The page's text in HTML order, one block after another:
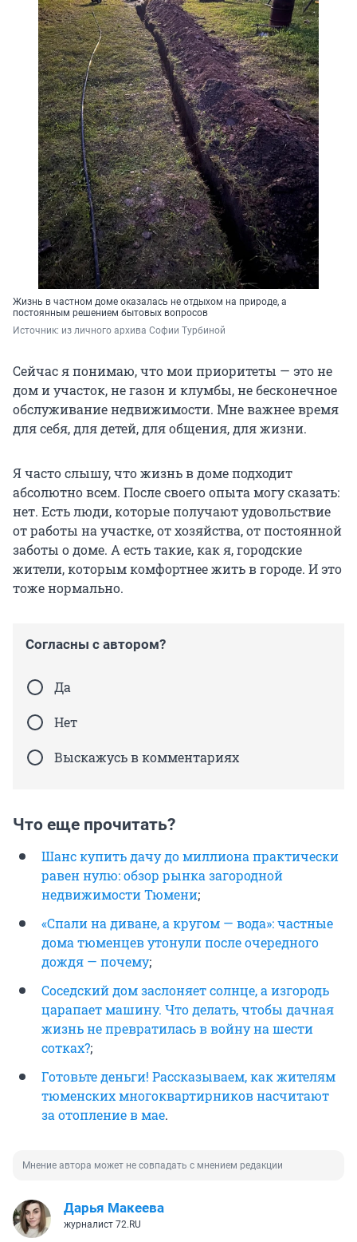
Жизнь в частном доме оказалась не отдыхом на природе, а
постоянным решением бытовых вопросов
Источник: из личного архива Софии Турбиной
Сейчас я понимаю, что мои приоритеты — это не
дом и участок, не газон и клумбы, не бесконечное
обслуживание недвижимости. Мне важнее время
для себя, для детей, для общения, для жизни.
Я часто слышу, что жизнь в доме подходит
абсолютно всем. После своего опыта могу сказать:
нет. Есть люди, которые получают удовольствие
от работы на участке, от хозяйства, от постоянной
заботы о доме. А есть такие, как я, городские
жители, которым комфортнее жить в городе. И это
тоже нормально.
Согласны с автором?
Да
Нет
Выскажусь в комментариях
Что еще прочитать?
Шанс купить дачу до миллиона практически
равен нулю: обзор рынка загородной
недвижимости Тюмени;
«Спали на диване, а кругом — вода»: частные
дома тюменцев утонули после очередного
дождя — почему;
Соседский дом заслоняет солнце, а изгородь
царапает машину. Что делать, чтобы дачная
жизнь не превратилась в войну на шести
сотках?;
Готовьте деньги! Рассказываем, как жителям
тюменских многоквартирников насчитают
за отопление в мае.
Мнение автора может не совпадать с мнением редакции
Дарья Макеева
журналист 72.RU